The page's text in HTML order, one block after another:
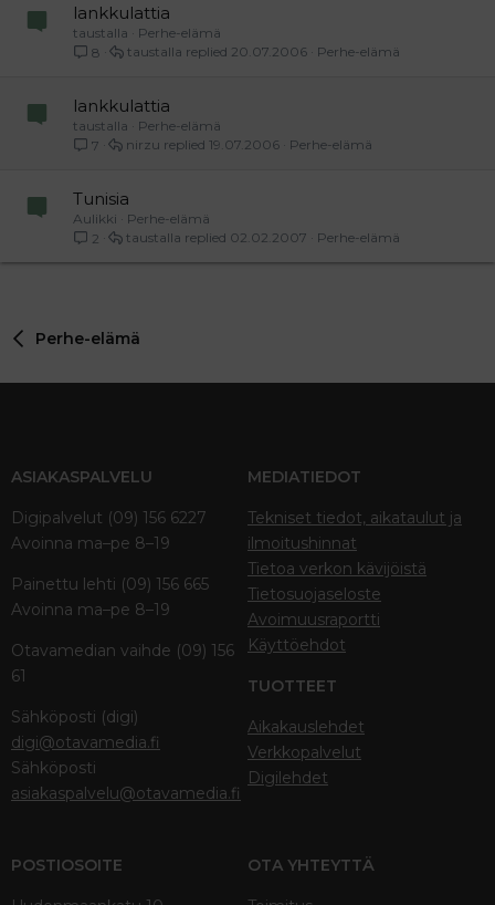
lankkulattia
taustalla
Perhe-elämä
8
Perhe-elämä
20.07.2006
taustalla
lankkulattia
taustalla
Perhe-elämä
7
Perhe-elämä
19.07.2006
nirzu
Tunisia
Aulikki
Perhe-elämä
2
Perhe-elämä
02.02.2007
taustalla
Perhe-elämä
ASIAKASPALVELU
Digipalvelut (09) 156 6227
Avoinna ma–pe 8–19
Painettu lehti (09) 156 665
Avoinna ma–pe 8–19
Otavamedian vaihde (09) 156
61
Sähköposti (digi)
digi@otavamedia.fi
Sähköposti
asiakaspalvelu@otavamedia.fi
MEDIATIEDOT
Tekniset tiedot, aikataulut ja
ilmoitushinnat
Tietoa verkon kävijöistä
Tietosuojaseloste
Avoimuusraportti
Käyttöehdot
TUOTTEET
Aikakauslehdet
Verkkopalvelut
Digilehdet
POSTIOSOITE OTA YHTEYTTÄ